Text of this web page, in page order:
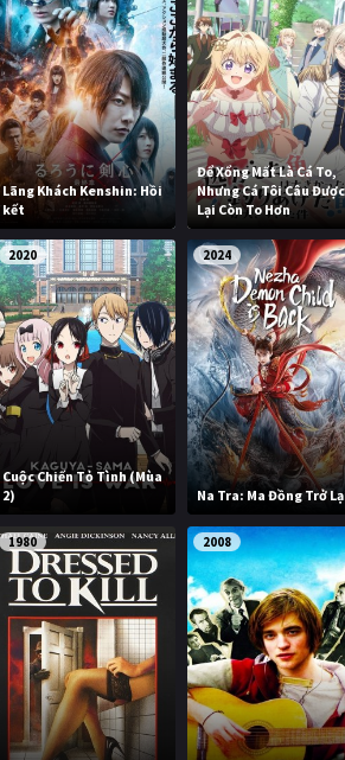
Lãng Khách Kenshin: Hồi
kết
Để Xổng Mất Là Cá To,
Nhưng Cá Tôi Câu Được
Lại Còn To Hơn
2020
Cuộc Chiến Tỏ Tình (Mùa
2)
2024
Na Tra: Ma Đồng Trở
1980 2008